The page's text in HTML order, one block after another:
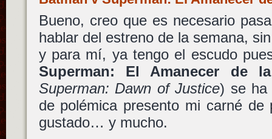
Bueno, creo que es necesario
hablar del estreno de la semana,
y para mí, ya tengo el escudo
Superman: El Amanecer de
Superman: Dawn of Justice) se ha
de polémica presento mi carné
gustado… y mucho.